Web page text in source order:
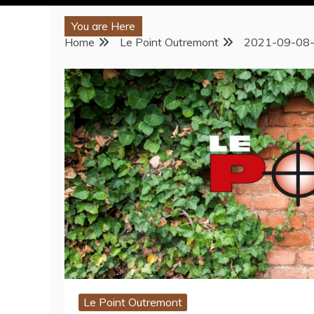
You are Here
Home
Le Point Outremont 2021-09-
Le Point Outremont